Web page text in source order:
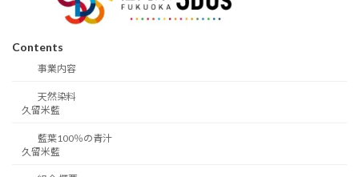
Contents
事業内容
天然染料
久留米藍
藍葉100％の青汁
久留米藍